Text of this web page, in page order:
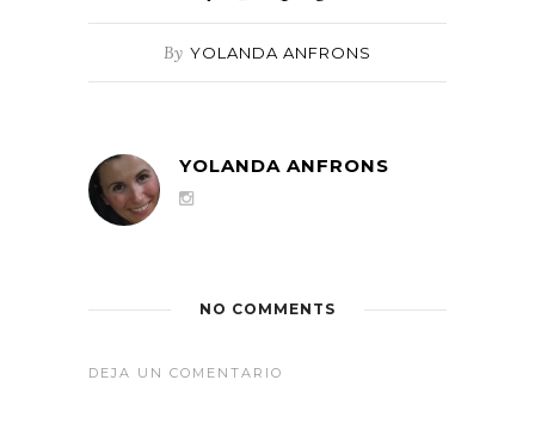
By YOLANDA ANFRONS
YOLANDA ANFRONS
NO COMMENTS
DEJA UN COMENTARIO